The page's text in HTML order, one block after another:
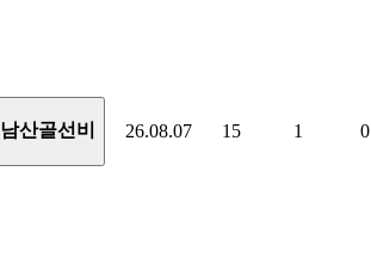
남산골선비 26.08.07 15 1 0